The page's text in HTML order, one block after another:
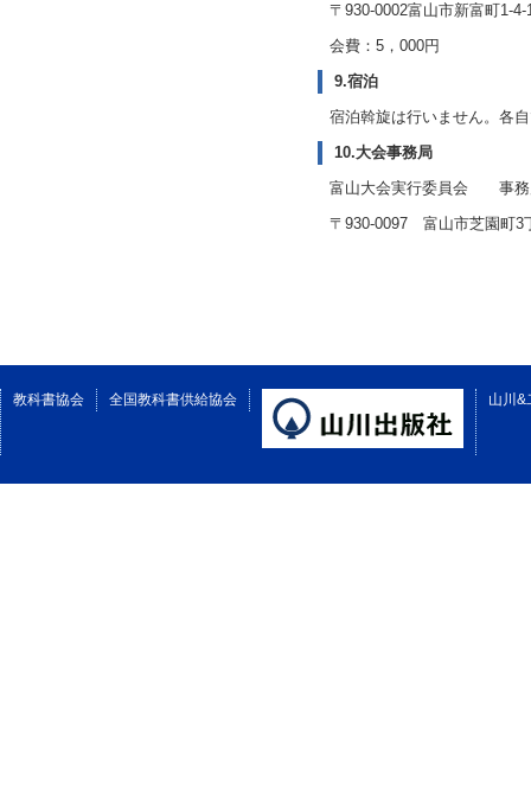
〒 930-0002富山市新富町1-4-
会費： 5 ， 000円
9.宿泊
宿泊斡旋は行いません。各
10.大会事務局
富山大会実行委員会 事務
〒 930-0097 富山市芝園町3
教科書協会 全国教科書供給協会 山川&